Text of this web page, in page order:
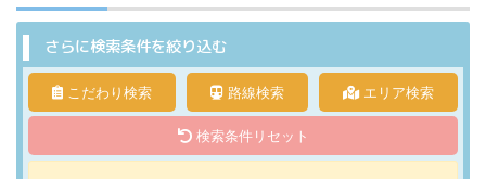
さらに検索条件を絞り込む
こだわり検索 路線検索 エリア検索
検索条件リセット